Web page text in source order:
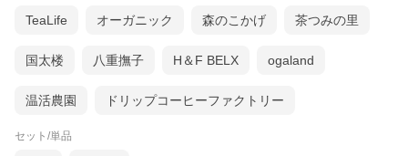
TeaLife オーガニック 森のこかげ 茶つみの里
国太楼 八重撫子 H＆F BELX ogaland
温活農園 ドリップコーヒーファクトリー
セット/単品